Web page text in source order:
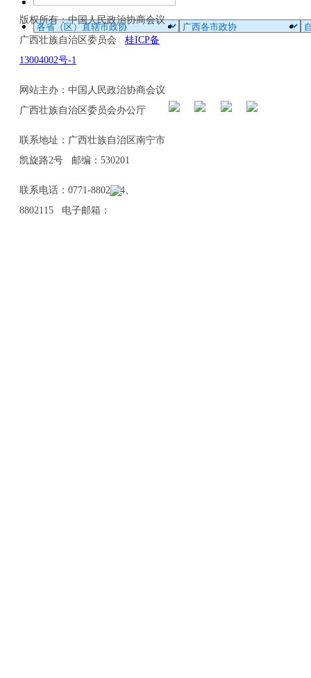
版权所有：中国人民政治协商会议
广西壮族自治区委员会 桂ICP备
13004002号-1
网站主办：中国人民政治协商会议
广西壮族自治区委员会办公厅
联系地址：广西壮族自治区南宁市
凯旋路2号 邮编：530201
联系电话：0771-8802114、
8802115 电子邮箱：